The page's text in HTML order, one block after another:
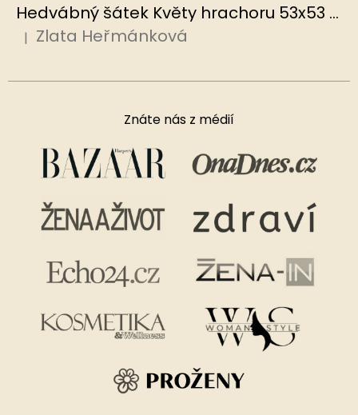
Hedvábný šátek Květy hrachoru 53x53 cm v dárkovém balení, HEDVÁBNÝ SVĚT
Hodnocení produktu je 5 z 5 hvězdiček.
| Zlata Heřmánková
Znáte nás z médií